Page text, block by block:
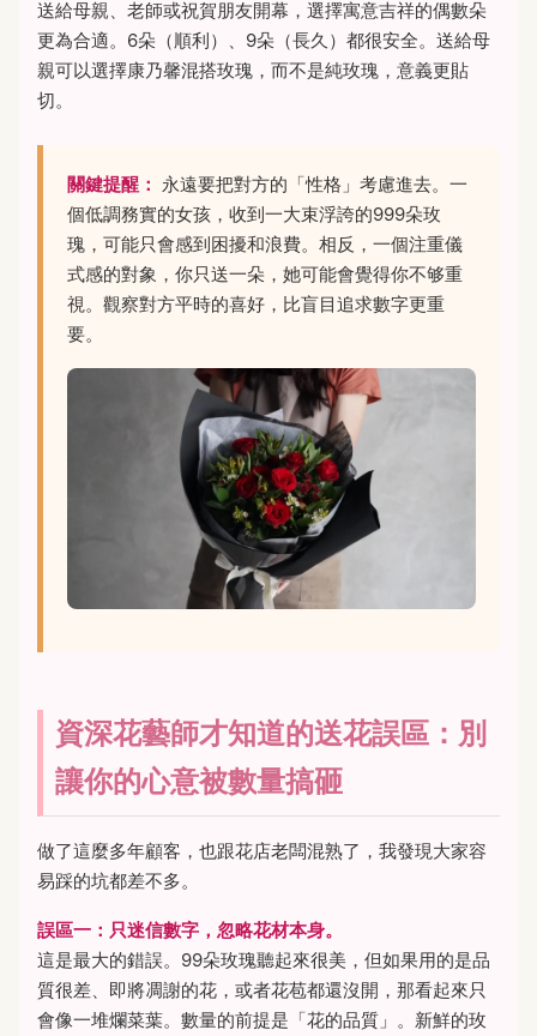
送給母親、老師或祝賀朋友開幕，選擇寓意吉祥的偶數朵
更為合適。6朵（順利）、9朵（長久）都很安全。送給母
親可以選擇康乃馨混搭玫瑰，而不是純玫瑰，意義更貼
切。
關鍵提醒： 永遠要把對方的「性格」考慮進去。一
個低調務實的女孩，收到一大束浮誇的999朵玫
瑰，可能只會感到困擾和浪費。相反，一個注重儀
式感的對象，你只送一朵，她可能會覺得你不够重
視。觀察對方平時的喜好，比盲目追求數字更重
要。
資深花藝師才知道的送花誤區：別
讓你的心意被數量搞砸
做了這麼多年顧客，也跟花店老闆混熟了，我發現大家容
易踩的坑都差不多。
誤區一：只迷信數字，忽略花材本身。
這是最大的錯誤。99朵玫瑰聽起來很美，但如果用的是品
質很差、即將凋謝的花，或者花苞都還沒開，那看起來只
會像一堆爛菜葉。數量的前提是「花的品質」。新鮮的玫